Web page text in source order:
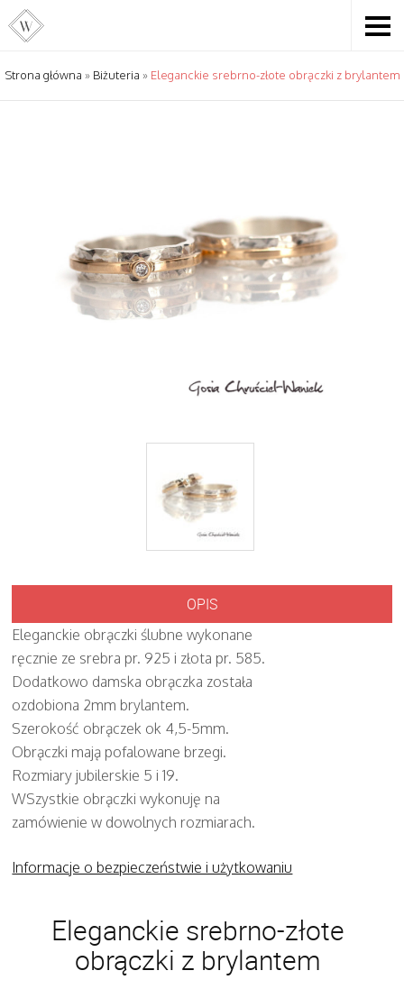
Strona główna » Biżuteria » Eleganckie srebrno-złote obrączki z brylantem
OPIS
Eleganckie obrączki ślubne wykonane
ręcznie ze srebra pr. 925 i złota pr. 585.
Dodatkowo damska obrączka została
ozdobiona 2mm brylantem.
Szerokość obrączek ok 4,5-5mm.
Obrączki mają pofalowane brzegi.
Rozmiary jubilerskie 5 i 19.
WSzystkie obrączki wykonuję na
zamówienie w dowolnych rozmiarach.
Informacje o bezpieczeństwie i użytkowaniu
Eleganckie srebrno-złote
obrączki z brylantem